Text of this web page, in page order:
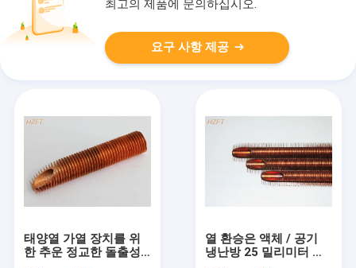
최고의 제품에 문의하십시오.
요구 사항 제공
태양열 가열 장치를 위
한 추운 정교한 돌출성
열 환승은 액체 / 공기
냉난방 25 밀리미터 외